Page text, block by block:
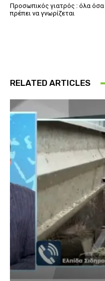
Προσωπικός γιατρός : όλα όσα
πρέπει να γνωρίζεται
RELATED ARTICLES